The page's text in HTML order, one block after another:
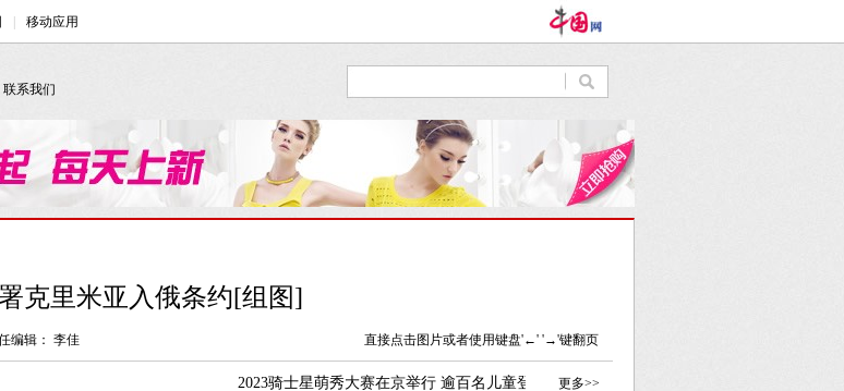
克里米亚入俄条约[组图]
编辑： 李佳 直接点击图片或者使用键盘'←' '→'键翻页